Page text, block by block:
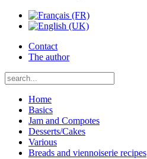
Contact
The author
Home
Basics
Jam and Compotes
Desserts/Cakes
Various
Breads and viennoiserie recipes